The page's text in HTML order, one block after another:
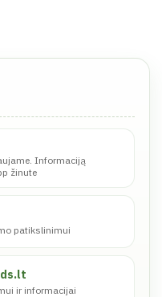
Informaciją
žinute
patikslinimui
ir informacijai